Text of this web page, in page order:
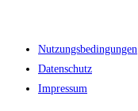
Nutzungsbedingungen
Datenschutz
Impressum